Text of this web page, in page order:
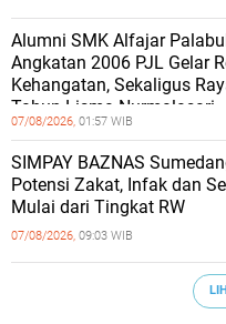
Alumni SMK Alfajar
Angkatan 2006 PJL Gelar
Kehangatan, Sekaligus
Tahun Lisma Nurmalasari
07/08/2026, 01:57 WIB
SIMPAY BAZNAS
Potensi Zakat, Infak dan
Mulai dari Tingkat RW
07/08/2026, 09:03 WIB